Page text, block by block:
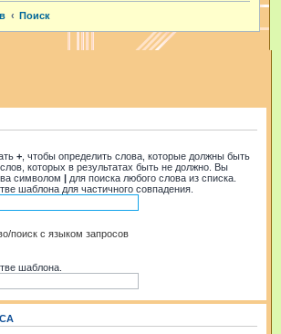
Поиск
+ , чтобы определить слова, которые должны быть
которых в результатах быть не должно. Вы
символом | для поиска любого слова из списка.
шаблона для частичного совпадения.
поиск с языком запросов
шаблона.